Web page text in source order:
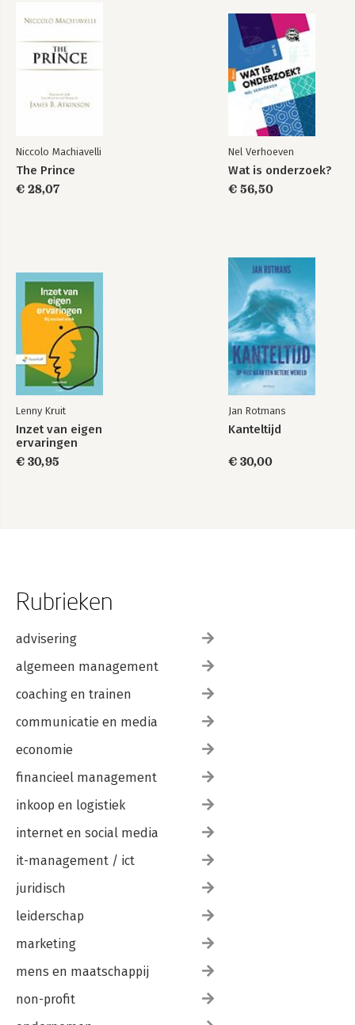
5.1 Knellende kaders 66
5.3 De toon van de muziek 71
5.4 Professionele ruimte en operationeel leiderschap 74
6 Helpende en belemmerende factoren 79
6.2 Volgerschap 83
6.4 Conclusie 91
8 Conclusies en aanbevelingen 111
8.1 Conclusies 111
8.2 Aanbevelingen 116
Dankwoord 119
Literatuur 121
Niccolo Machiavelli
The Prince
€ 28,07
Nel Verhoeven
Wat is onderzoek?
€ 56,50
Lenny Kruit
Inzet van eigen
ervaringen
€ 30,95
Jan Rotmans
Kanteltijd
€ 30,00
Rubrieken
advisering
algemeen management
coaching en trainen
communicatie en media
economie
financieel management
inkoop en logistiek
internet en social media
it-management / ict
juridisch
leiderschap
marketing
mens en maatschappij
non-profit